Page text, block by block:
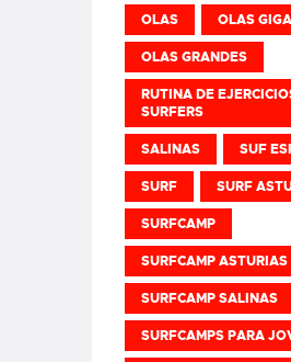
OLAS OLAS
OLAS GRANDES
RUTINA DE
SURFERS
SALINAS SUF
SURF SURF
SURFCAMP
SURFCAMP ASTURIAS
SURFCAMP SALINAS
SURFCAMPS PARA